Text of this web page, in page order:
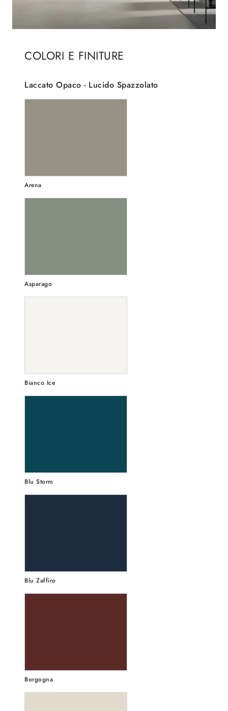
COLORI E FINITURE
Laccato Opaco - Lucido Spazzolato
Arena
Asparago
Bianco Ice
Blu Storm
Blu Zaffiro
Borgogna